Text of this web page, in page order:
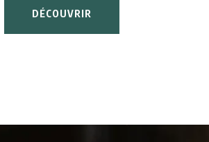
DÉCOUVRIR